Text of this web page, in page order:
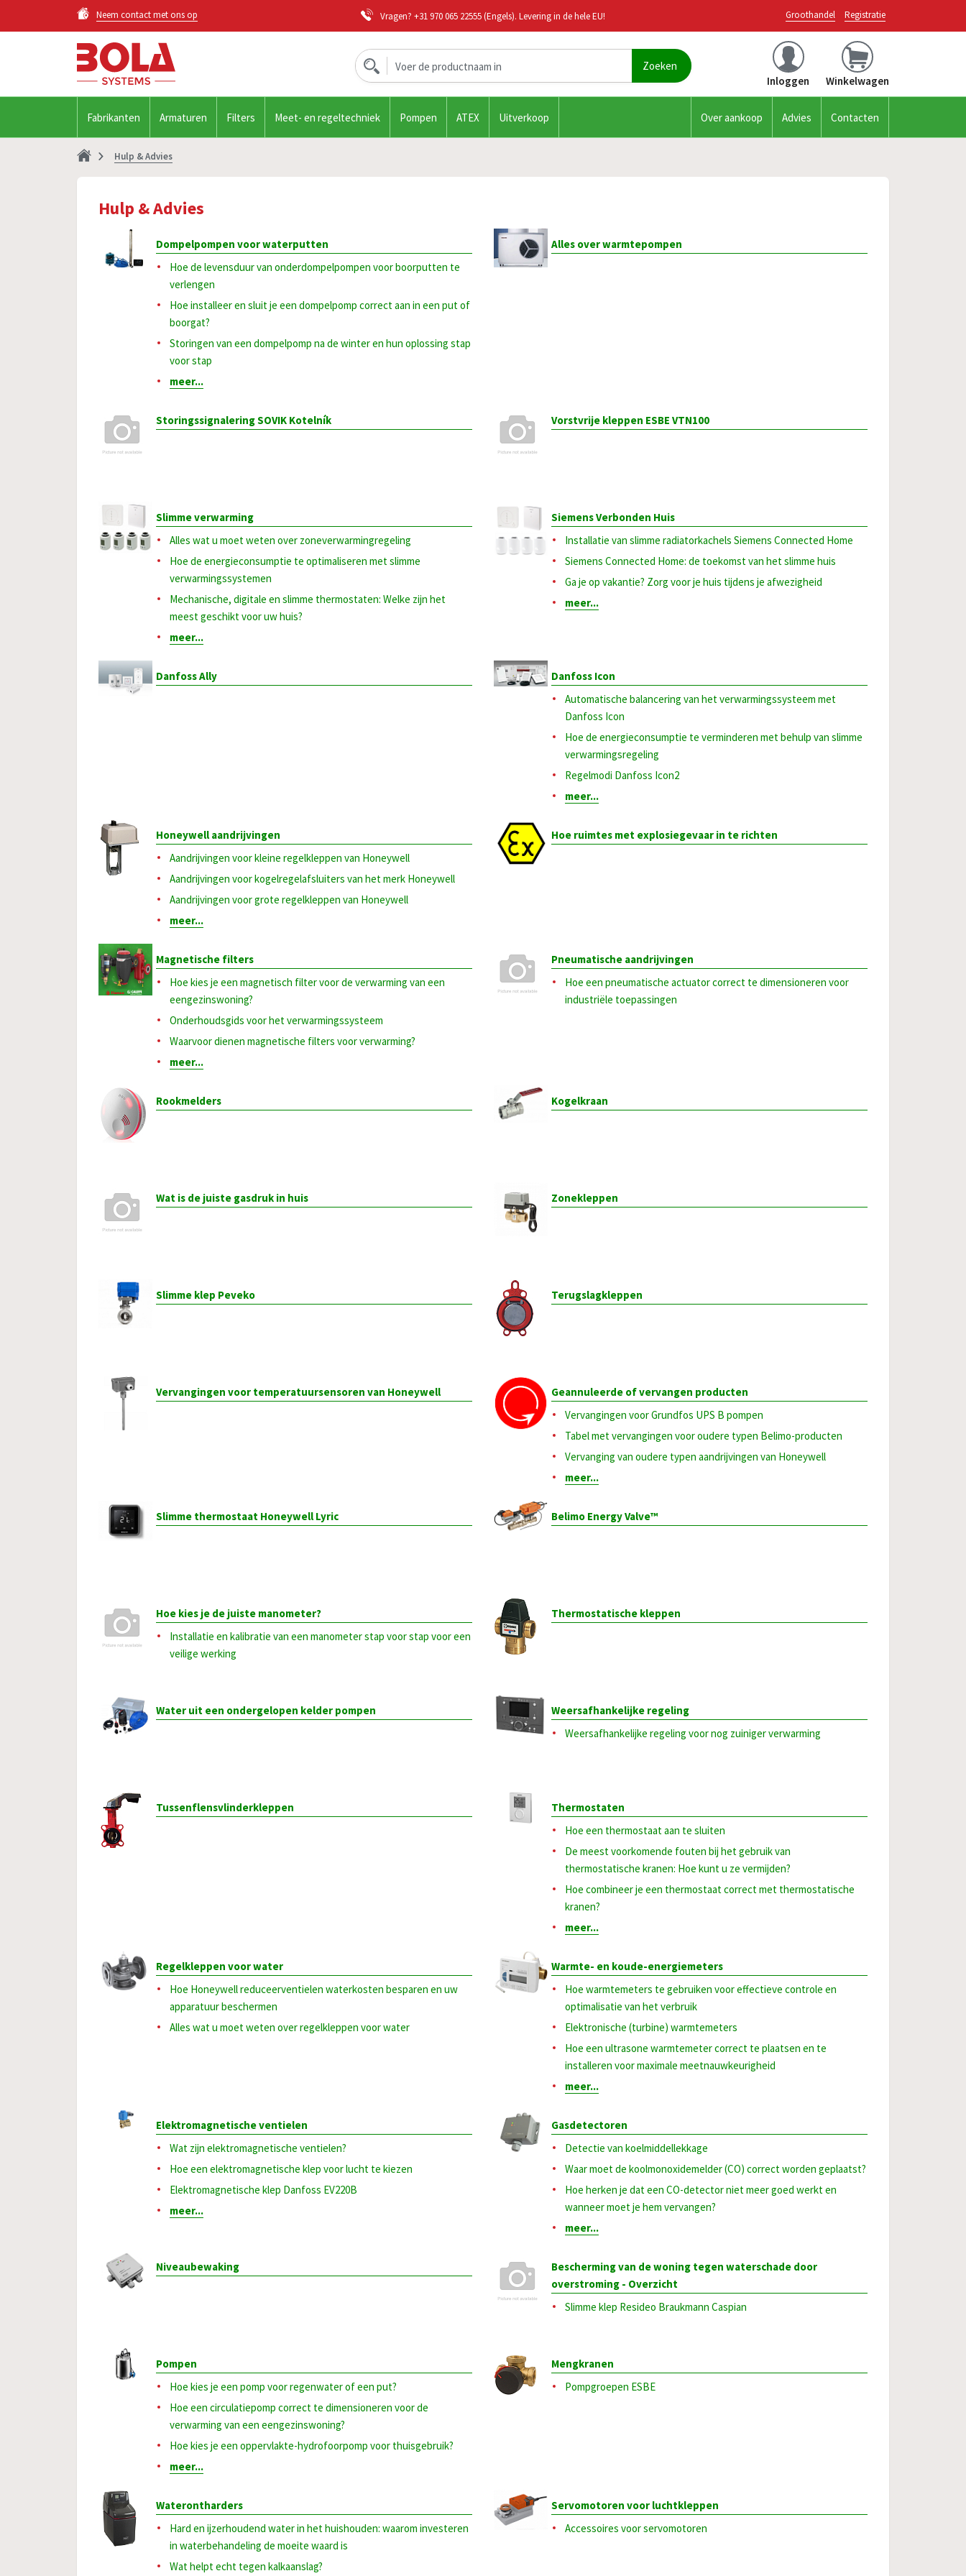
Neem contact met ons op Vragen? +31 970 065 22555(Engels). Levering in de hele EU! Groothandel Registratie
Inloggen Winkelwagen
Fabrikanten Armaturen Filters Meet- en regeltechniek Pompen ATEX Uitverkoop Over aankoop Advies Contacten
Hulp & Advies
Hulp & Advies
Dompelpompen voor waterputten
Hoe de levensduur van onderdompelpompen voor boorputten te
verlengen
Hoe installeer en sluit je een dompelpomp correct aan in een put of
boorgat?
Storingen van een dompelpomp na de winter en hun oplossing stap
voor stap
meer...
Alles over warmtepompen
Storingssignalering SOVIK Kotelník Vorstvrije kleppen ESBE VTN100
Slimme verwarming
Alles wat u moet weten over zoneverwarmingregeling
Hoe de energieconsumptie te optimaliseren met slimme
verwarmingssystemen
Mechanische, digitale en slimme thermostaten: Welke zijn het
meest geschikt voor uw huis?
meer...
Siemens Verbonden Huis
Installatie van slimme radiatorkachels Siemens Connected Home
Siemens Connected Home: de toekomst van het slimme huis
Ga je op vakantie? Zorg voor je huis tijdens je afwezigheid
meer...
Danfoss Ally
Danfoss Icon
Automatische balancering van het verwarmingssysteem met
Danfoss Icon
Hoe de energieconsumptie te verminderen met behulp van slimme
verwarmingsregeling
Regelmodi Danfoss Icon2
meer...
Honeywell aandrijvingen
Aandrijvingen voor kleine regelkleppen van Honeywell
Aandrijvingen voor kogelregelafsluiters van het merk Honeywell
Aandrijvingen voor grote regelkleppen van Honeywell
meer...
Hoe ruimtes met explosiegevaar in te richten
Magnetische filters
Hoe kies je een magnetisch filter voor de verwarming van een
eengezinswoning?
Onderhoudsgids voor het verwarmingssysteem
Waarvoor dienen magnetische filters voor verwarming?
meer...
Pneumatische aandrijvingen
Hoe een pneumatische actuator correct te dimensioneren voor
industriële toepassingen
Rookmelders Kogelkraan
Wat is de juiste gasdruk in huis Zonekleppen
Slimme klep Peveko Terugslagkleppen
Vervangingen voor temperatuursensoren van Honeywell
Geannuleerde of vervangen producten
Vervangingen voor Grundfos UPS B pompen
Tabel met vervangingen voor oudere typen Belimo-producten
Vervanging van oudere typen aandrijvingen van Honeywell
meer...
Slimme thermostaat Honeywell Lyric Belimo Energy Valve™
Hoe kies je de juiste manometer?
Installatie en kalibratie van een manometer stap voor stap voor een
veilige werking
Thermostatische kleppen
Water uit een ondergelopen kelder pompen
Weersafhankelijke regeling
Weersafhankelijke regeling voor nog zuiniger verwarming
Tussenflensvlinderkleppen
Thermostaten
Hoe een thermostaat aan te sluiten
De meest voorkomende fouten bij het gebruik van
thermostatische kranen: Hoe kunt u ze vermijden?
Hoe combineer je een thermostaat correct met thermostatische
kranen?
meer...
Regelkleppen voor water
Hoe Honeywell reduceerventielen waterkosten besparen en uw
apparatuur beschermen
Alles wat u moet weten over regelkleppen voor water
Warmte- en koude-energiemeters
Hoe warmtemeters te gebruiken voor effectieve controle en
optimalisatie van het verbruik
Elektronische (turbine) warmtemeters
Hoe een ultrasone warmtemeter correct te plaatsen en te
installeren voor maximale meetnauwkeurigheid
meer...
Elektromagnetische ventielen
Wat zijn elektromagnetische ventielen?
Hoe een elektromagnetische klep voor lucht te kiezen
Elektromagnetische klep Danfoss EV220B
meer...
Gasdetectoren
Detectie van koelmiddellekkage
Waar moet de koolmonoxidemelder (CO) correct worden geplaatst?
Hoe herken je dat een CO-detector niet meer goed werkt en
wanneer moet je hem vervangen?
meer...
Niveaubewaking
Bescherming van de woning tegen waterschade door
overstroming - Overzicht
Slimme klep Resideo Braukmann Caspian
Pompen
Hoe kies je een pomp voor regenwater of een put?
Hoe een circulatiepomp correct te dimensioneren voor de
verwarming van een eengezinswoning?
Hoe kies je een oppervlakte-hydrofoorpomp voor thuisgebruik?
meer...
Mengkranen
Pompgroepen ESBE
Waterontharders
Hard en ijzerhoudend water in het huishouden: waarom investeren
in waterbehandeling de moeite waard is
Wat helpt echt tegen kalkaanslag?
Servomotoren voor luchtkleppen
Accessoires voor servomotoren